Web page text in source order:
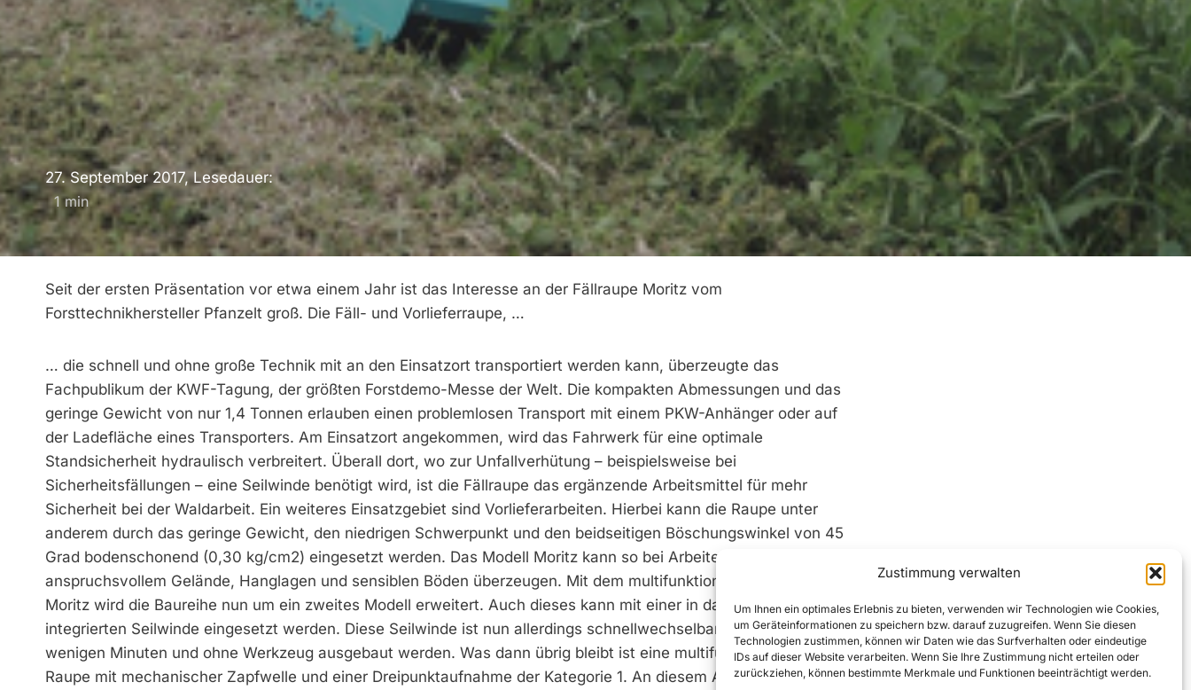
Zustimmung verwalten
Um Ihnen ein optimales Erlebnis zu bieten, verwenden wir Technologien wie Cookies,
um Geräteinformationen zu speichern bzw. darauf zuzugreifen. Wenn Sie diesen
Technologien zustimmen, können wir Daten wie das Surfverhalten oder eindeutige
IDs auf dieser Website verarbeiten. Wenn Sie Ihre Zustimmung nicht erteilen oder
zurückziehen, können bestimmte Merkmale und Funktionen beeinträchtigt werden.
27. September 2017, Lesedauer:
1min
Seit der ersten Präsentation vor etwa einem Jahr ist das Interesse an der Fällraupe Moritz vom
Forsttechnikhersteller Pfanzelt groß. Die Fäll- und Vorlieferraupe, …
… die schnell und ohne große Technik mit an den Einsatzort transportiert werden kann, überzeugte das
Fachpublikum der KWF-Tagung, der größten Forstdemo-Messe der Welt. Die kompakten Abmessungen und das
geringe Gewicht von nur 1,4 Tonnen erlauben einen problemlosen Transport mit einem PKW-Anhänger oder auf
der Ladefläche eines Transporters. Am Einsatzort angekommen, wird das Fahrwerk für eine optimale
Standsicherheit hydraulisch verbreitert. Überall dort, wo zur Unfallverhütung – beispielsweise bei
Sicherheitsfällungen – eine Seilwinde benötigt wird, ist die Fällraupe das ergänzende Arbeitsmittel für mehr
Sicherheit bei der Waldarbeit. Ein weiteres Einsatzgebiet sind Vorlieferarbeiten. Hierbei kann die Raupe unter
anderem durch das geringe Gewicht, den niedrigen Schwerpunkt und den beidseitigen Böschungswinkel von 45
Grad bodenschonend (0,30 kg/cm2) eingesetzt werden. Das Modell Moritz kann so bei Arbeiten in
anspruchsvollem Gelände, Hanglagen und sensiblen Böden überzeugen. Mit dem multifunktional einsetzbaren
Moritz wird die Baureihe nun um ein zweites Modell erweitert. Auch dieses kann mit einer in das Fahrzeug
integrierten Seilwinde eingesetzt werden. Diese Seilwinde ist nun allerdings schnellwechselbar und kann so in
wenigen Minuten und ohne Werkzeug ausgebaut werden. Was dann übrig bleibt ist eine multifunktional nutzbare
Raupe mit mechanischer Zapfwelle und einer Dreipunktaufnahme der Kategorie 1. An diesem Anbauraum kann